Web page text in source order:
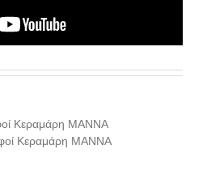
Κεραμάρη ΜΑΝΝΑ
Κεραμάρη ΜΑΝΝΑ